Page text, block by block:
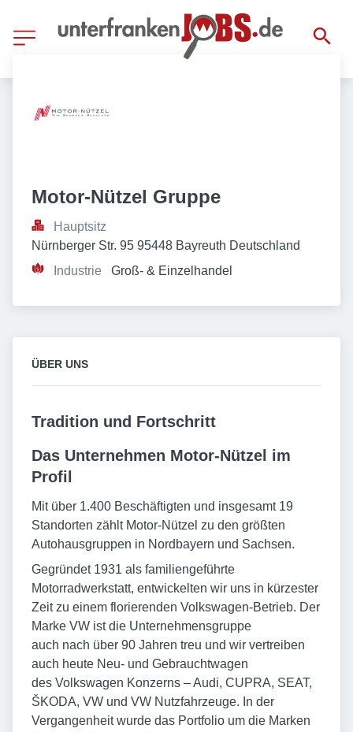
Motor-Nützel Gruppe
Hauptsitz
Nürnberger Str. 95 95448 Bayreuth Deutschland
Industrie
Groß- & Einzelhandel
ÜBER UNS
Tradition und Fortschritt
Das Unternehmen Motor-Nützel im
Profil
Mit über 1.400 Beschäftigten und insgesamt 19
Standorten zählt Motor-Nützel zu den größten
Autohausgruppen in Nordbayern und Sachsen.
Gegründet 1931 als familiengeführte
Motorradwerkstatt, entwickelten wir uns in kürzester
Zeit zu einem florierenden Volkswagen-Betrieb. Der
Marke VW ist die Unternehmensgruppe
auch nach über 90 Jahren treu und wir vertreiben
auch heute Neu- und Gebrauchtwagen
des Volkswagen Konzerns – Audi, CUPRA, SEAT,
ŠKODA, VW und VW Nutzfahrzeuge. In der
Vergangenheit wurde das Portfolio um die Marken